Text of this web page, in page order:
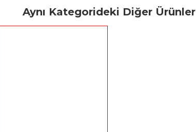
Aynı Kategorideki Diğer Ürünler